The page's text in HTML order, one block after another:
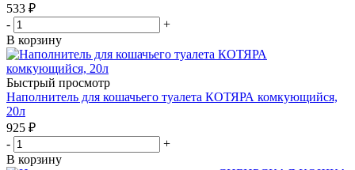
533 ₽
-
+
В корзину
Быстрый просмотр
Наполнитель для кошачьего туалета КОТЯРА комкующийся,
20л
925 ₽
-
+
В корзину